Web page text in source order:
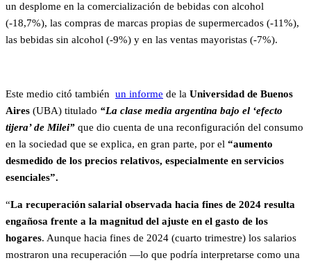
un desplome en la comercialización de bebidas con alcohol
(-18,7%), las compras de marcas propias de supermercados (-11%),
las bebidas sin alcohol (-9%) y en las ventas mayoristas (-7%).
Este medio citó también un informe de la Universidad de Buenos
Aires (UBA) titulado “La clase media argentina bajo el ‘efecto
tijera’ de Milei” que dio cuenta de una reconfiguración del consumo
en la sociedad que se explica, en gran parte, por el “aumento
desmedido de los precios relativos, especialmente en servicios
esenciales”.
“La recuperación salarial observada hacia fines de 2024 resulta
engañosa frente a la magnitud del ajuste en el gasto de los
hogares. Aunque hacia fines de 2024 (cuarto trimestre) los salarios
mostraron una recuperación —lo que podría interpretarse como una